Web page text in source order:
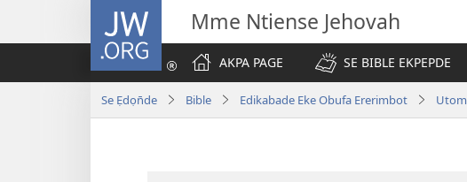
JW.ORG Mme Ntiense Jehovah
AKPA PAGE
SE BIBLE EKPEPDE
Se Ẹdọn̄de Bible Edikabade Eke Obufa Ererimbot Utom